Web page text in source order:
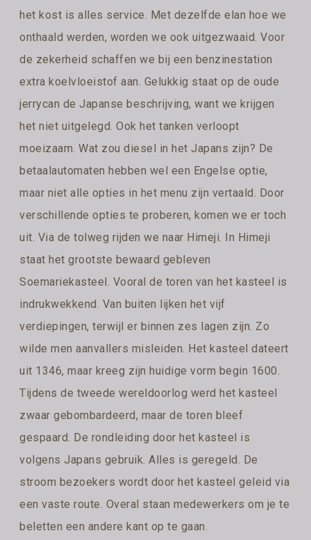
het kost is alles service. Met dezelfde elan hoe we
onthaald werden, worden we ook uitgezwaaid. Voor
de zekerheid schaffen we bij een benzinestation
extra koelvloeistof aan. Gelukkig staat op de oude
jerrycan de Japanse beschrijving, want we krijgen
het niet uitgelegd. Ook het tanken verloopt
moeizaam. Wat zou diesel in het Japans zijn? De
betaalautomaten hebben wel een Engelse optie,
maar niet alle opties in het menu zijn vertaald. Door
verschillende opties te proberen, komen we er toch
uit. Via de tolweg rijden we naar Himeji. In Himeji
staat het grootste bewaard gebleven
Soemariekasteel. Vooral de toren van het kasteel is
indrukwekkend. Van buiten lijken het vijf
verdiepingen, terwijl er binnen zes lagen zijn. Zo
wilde men aanvallers misleiden. Het kasteel dateert
uit 1346, maar kreeg zijn huidige vorm begin 1600.
Tijdens de tweede wereldoorlog werd het kasteel
zwaar gebombardeerd, maar de toren bleef
gespaard. De rondleiding door het kasteel is
volgens Japans gebruik. Alles is geregeld. De
stroom bezoekers wordt door het kasteel geleid via
een vaste route. Overal staan medewerkers om je te
beletten een andere kant op te gaan.